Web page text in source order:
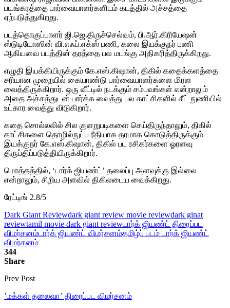
பயங்கரத்தை பார்வையாளர்களிடம் கடத்தில் அச்சத்தை
ஏற்படுத்துகிறது.
படத்தொகுப்பாளர் ஜி.ஜெ.திருச்செல்வம், பி.ஆர்.கிரியேஷன்
ஸ்டுடியோஸின் வி.எஃப்.எக்ஸ் பணி, கலை இயக்குநர் பணி
ஆகியவை படத்தின் தரத்தை பல மடங்கு அதிகரித்திருக்கிறது.
எழுதி இயக்கியிருக்கும் கே.எஸ்.கிஷான், திகில் கதைக்களத்தை
சரியான முறையில் கையாண்டு பார்வையாளர்களை மிரள
வைத்திருக்கிறார். ஒரு வீட்டில் நடக்கும் சம்பவங்கள் என்றாலும்
அதை அச்சத்துடன் பார்க்க வைத்து பல காட்சிகளில் சீட் நுணியில்
உட்கார வைத்து விடுகிறார்.
கதை சொல்லலில் சில குளறுபடிகளை செய்திருந்தாலும், திகில்
காட்சிகளை தொழில்நுட்ப ரீதியாக தரமாக கொடுத்திருக்கும்
இயக்குநர் கே.எஸ்.கிஷான், திகில் பட ரசிகர்களை ஓரளவு
திருப்திப்படுத்தியிருக்கிறார்.
மொத்தத்தில், ‘டார்க் ஜியண்ட்’ தலைப்பு அளவுக்கு இல்லை
என்றாலும், சிறிய அளவில் திகிலடைய வைக்கிறது.
ரேட்டிங் 2.8/5
Dark Giant Reviewdark giant review movie reviewdark ginat
reviewtamil movie dark giant reviewடார்க் ஜியண்ட் திரைப்பட
விமர்சனம்டார்க் ஜியண்ட் விமர்சனம்தமிழ்ப் படம் டார்க் ஜியண்ட்
விமர்சனம்
344
Share
Prev Post
’மக்கள் தலைவா’ திரைப்பட விமர்சனம்